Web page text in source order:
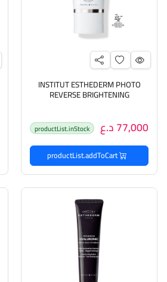
INSTITUT ESTHEDERM PHOTO
REVERSE BRIGHTENING
لتصبغات البشرة 77,000 د.ع productList.inStock
productList.addToCart